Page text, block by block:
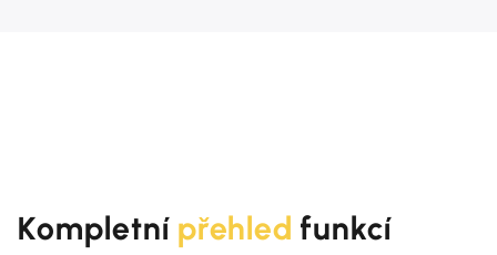
Kompletní přehled funkcí